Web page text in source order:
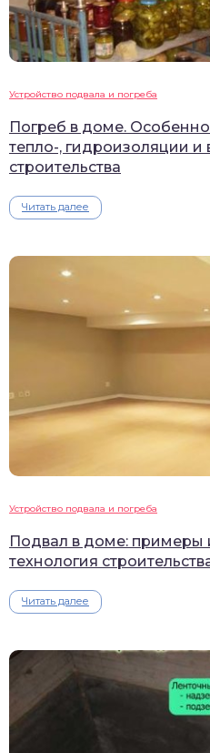
Устройство подвала и погреба
Погреб в доме.
тепло-, гидроизоляции и
строительства
Читать далее
Устройство подвала и погреба
Подвал в доме: примеры
технология
Читать далее